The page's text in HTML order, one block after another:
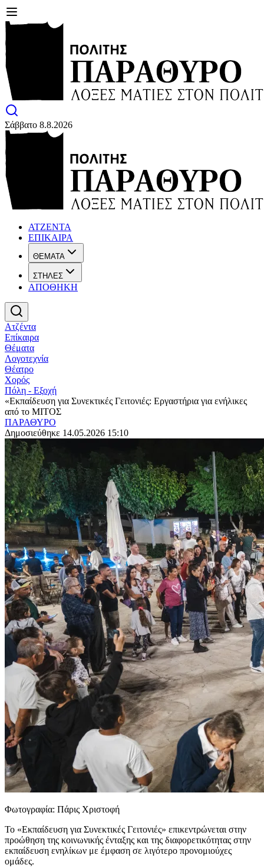
Σάββατο 8.8.2026
ΑΤΖΕΝΤΑ
ΕΠΙΚΑΙΡΑ
ΘΕΜΑΤΑ
ΣΤΗΛΕΣ
ΑΠΟΘΗΚΗ
Ατζέντα
Επίκαιρα
Θέματα
Λογοτεχνία
Θέατρο
Χορός
Πόλη - Εξοχή
«Εκπαίδευση για Συνεκτικές Γειτονιές: Εργαστήρια για ενήλικες
από το ΜΙΤΟΣ
ΠΑΡΑΘΥΡΟ
Δημοσιεύθηκε 14.05.2026 15:10
Φωτογραφία: Πάρις Χριστοφή
Το «Εκπαίδευση για Συνεκτικές Γειτονιές» επικεντρώνεται στην
προώθηση της κοινωνικής ένταξης και της διαφορετικότητας στην
εκπαίδευση ενηλίκων με έμφαση σε λιγότερο προνομιούχες
ομάδες.